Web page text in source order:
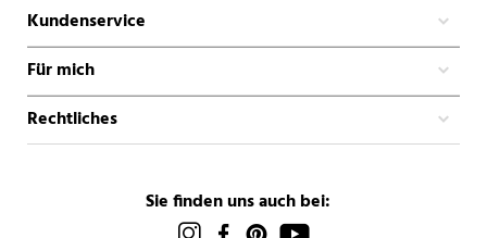
Kundenservice
Für mich
Rechtliches
Sie finden uns auch bei: